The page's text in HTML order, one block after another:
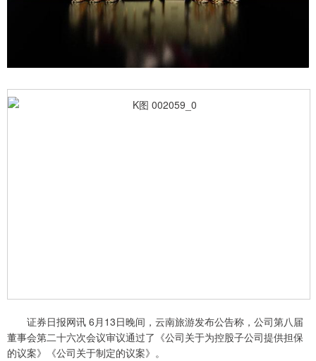
证券日报网讯 6月13日晚间，云南旅游发布公告称，公司第八届
董事会第二十六次会议审议通过了《公司关于为控股子公司提供担保
的议案》《公司关于制定的议案》。